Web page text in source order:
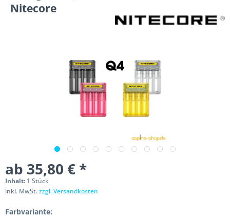
Nitecore
ab 35,80 € *
Inhalt: 1 Stück
inkl. MwSt.zzgl. Versandkosten
Farbvariante: